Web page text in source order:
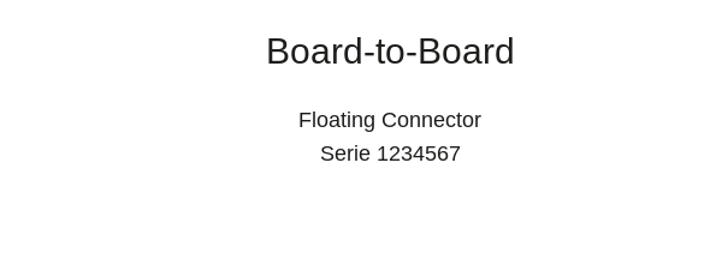
Board-to-Board
Floating Connector
Serie 1234567